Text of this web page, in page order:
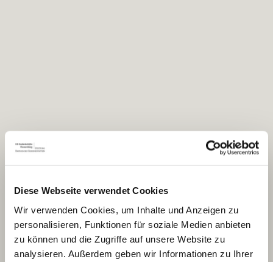
Diese Webseite verwendet Cookies
Wir verwenden Cookies, um Inhalte und Anzeigen zu
personalisieren, Funktionen für soziale Medien anbieten
zu können und die Zugriffe auf unsere Website zu
analysieren. Außerdem geben wir Informationen zu Ihrer
Gundelsdorf